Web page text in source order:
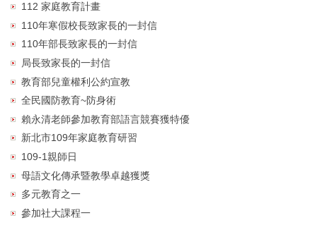
112 家庭教育計畫
110年寒假校長致家長的一封信
110年部長致家長的一封信
局長致家長的一封信
教育部兒童權利公約宣教
全民國防教育~防身術
賴永清老師參加教育部語言競賽獲特優
新北市109年家庭教育研習
109-1親師日
母語文化傳承暨教學卓越獲獎
多元教育之一
參加社大課程一